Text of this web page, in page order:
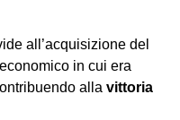
all’acquisizione del
in cui era
alla vittoria